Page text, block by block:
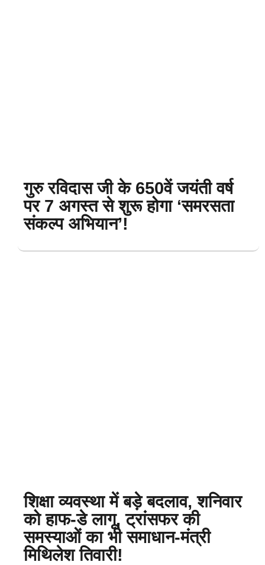
गुरु रविदास जी के 650वें जयंती वर्ष
पर 7 अगस्त से शुरू होगा ‘समरसता
संकल्प अभियान’!
शिक्षा व्यवस्था में बड़े बदलाव, शनिवार
को हाफ-डे लागू, ट्रांसफर की
समस्याओं का भी समाधान-मंत्री
मिथिलेश तिवारी!